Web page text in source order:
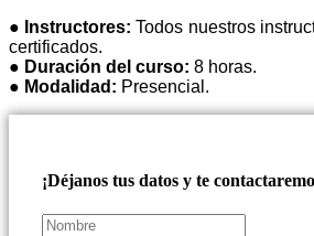
● Instructores: Todos nuestros
certificados.
● Duración del curso: 8 horas.
● Modalidad: Presencial.
¡Déjanos tus datos y te